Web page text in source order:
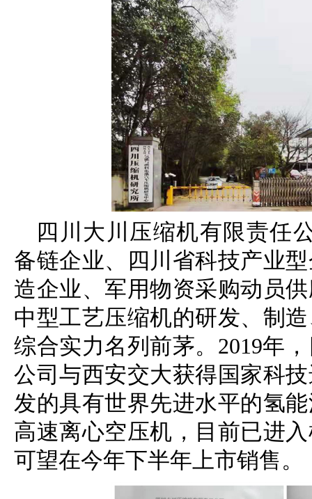
四川大川压缩机有限责任
备链企业、四川省科技产业
造企业、军用物资采购动员
中型工艺压缩机的研发、制
综合实力名列前茅。2019年
公司与西安交大获得国家科
发的具有世界先进水平的氢
高速离心空压机，目前已进
可望在今年下半年上市销售。